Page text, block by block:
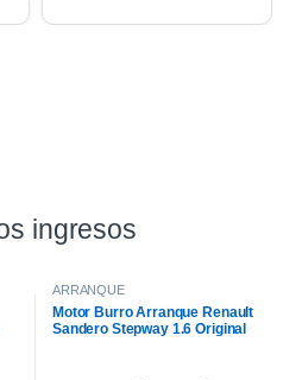
ingresos
ARRANQUE
Motor Burro Arranque Renault
Sandero Stepway 1.6 Original